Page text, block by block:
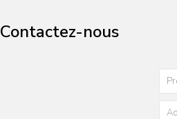
Contactez-nous